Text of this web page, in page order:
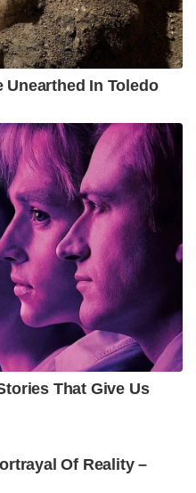
Unearthed In Toledo
That Give Us
Of Reality –